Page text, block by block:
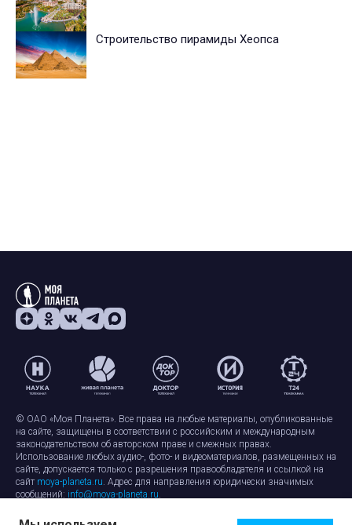
Строительство пирамиды Хеопса
© ОАО «Моя Планета». Все права на любые материалы, опубликованные
на сайте, защищены в соответствии с российским и международным
законодательством об авторском праве и смежных правах.
Использование любых аудио-, фото- и видеоматериалов, размещенных на
сайте, допускается только с разрешения правообладателя и ссылкой на
сайт moya-planeta.ru. Адрес для направления юридически значимых
сообщений: info@moya-planeta.ru.